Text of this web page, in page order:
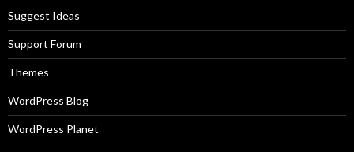
Suggest Ideas
Support Forum
Themes
WordPress Blog
WordPress Planet